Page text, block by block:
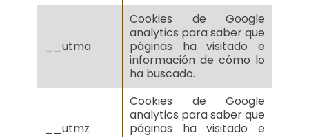
__utma
Cookies de Google
analytics para saber que
páginas ha visitado e
información de cómo lo
ha buscado.
__utmz
Cookies de Google
analytics para saber que
páginas ha visitado e